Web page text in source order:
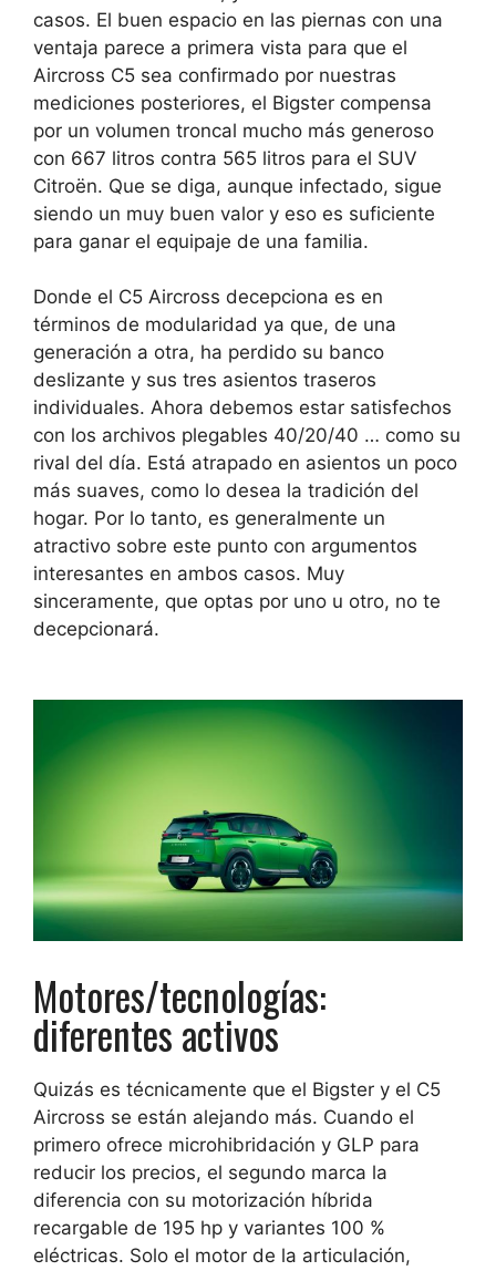
casos. El buen espacio en las piernas con una
ventaja parece a primera vista para que el
Aircross C5 sea confirmado por nuestras
mediciones posteriores, el Bigster compensa
por un volumen troncal mucho más generoso
con 667 litros contra 565 litros para el SUV
Citroën. Que se diga, aunque infectado, sigue
siendo un muy buen valor y eso es suficiente
para ganar el equipaje de una familia.
Donde el C5 Aircross decepciona es en
términos de modularidad ya que, de una
generación a otra, ha perdido su banco
deslizante y sus tres asientos traseros
individuales. Ahora debemos estar satisfechos
con los archivos plegables 40/20/40 … como su
rival del día. Está atrapado en asientos un poco
más suaves, como lo desea la tradición del
hogar. Por lo tanto, es generalmente un
atractivo sobre este punto con argumentos
interesantes en ambos casos. Muy
sinceramente, que optas por uno u otro, no te
decepcionará.
Motores/tecnologías:
diferentes activos
Quizás es técnicamente que el Bigster y el C5
Aircross se están alejando más. Cuando el
primero ofrece microhibridación y GLP para
reducir los precios, el segundo marca la
diferencia con su motorización híbrida
recargable de 195 hp y variantes 100 %
eléctricas. Solo el motor de la articulación,